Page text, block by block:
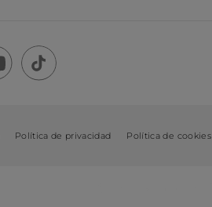
Política de privacidad Política de cookies